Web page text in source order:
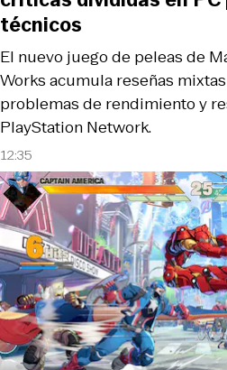
12:35
El nuevo juego de peleas de
Works acumula reseñas
problemas de rendimiento y
PlayStation Network.
técnicos